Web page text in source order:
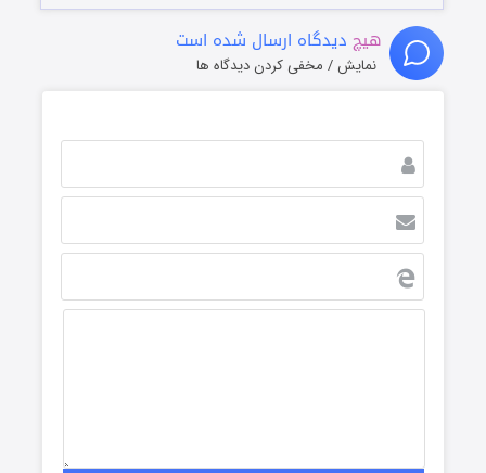
هیچ دیدگاه ارسال شده است
نمایش / مخفی کردن دیدگاه ها